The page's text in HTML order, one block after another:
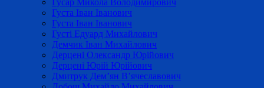
Гусар Микола Володимирович
Густа Іван Іванович
Густа Іван Іванович
Густі Едуард Михайлович
Демчик Іван Михайлович
Дерцені Олександр Юрійович
Дерцені Юрій Юрійович
Дмитрук Дем’ян В’ячеславович